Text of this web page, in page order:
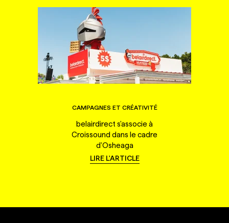
CAMPAGNES ET CRÉATIVITÉ
belairdirect s'associe à
Croissound dans le cadre
d'Osheaga
LIRE L'ARTICLE